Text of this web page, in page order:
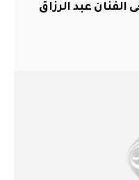
الفنان عبد الرزاق